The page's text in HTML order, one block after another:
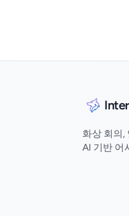
화상 회의,
AI 기반 어